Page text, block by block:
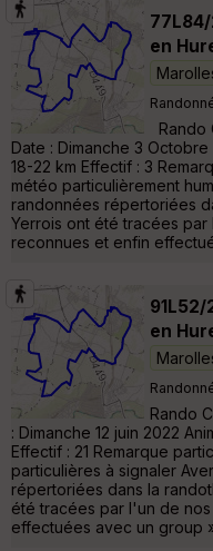
en
Rando
Date : Dimanche 3 Octobre
18-22 km Effectif : 3
météo particulièrement
randonnées répertoriées
Yerrois ont été tracées par
reconnues et enfin
en
Rando
: Dimanche 12 juin 2022
Effectif : 21 Remarque
particulières à signaler
répertoriées dans la
été tracées par l'un de
effectuées avec un group